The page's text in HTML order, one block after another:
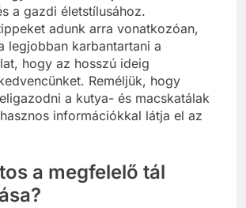
a gazdi életstílusához.
adunk arra vonatkozóan,
legjobban karbantartani a
hogy az hosszú ideig
Reméljük, hogy
a kutya- és macskatálak
információkkal látja el az
a megfelelő tál